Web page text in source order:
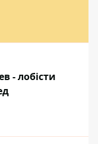
- лобісти